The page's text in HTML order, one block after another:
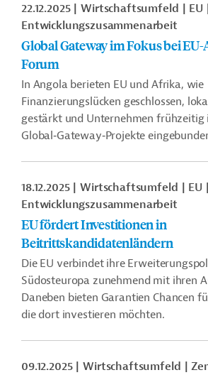
22.12.2025 Wirtschaftsumfeld
EU
Entwicklungszusammenarbeit
Global Gateway im Fokus bei
Forum
In Angola berieten EU und Afrika, wie
Finanzierungslücken geschlossen,
gestärkt und Unternehmen frühzeitig
Global‑Gateway‑Projekte
18.12.2025 Wirtschaftsumfeld
EU
Entwicklungszusammenarbeit
EU fördert Investitionen in
Beitrittskandidatenländern
Die EU verbindet ihre
Südosteuropa zunehmend mit ihren
Daneben bieten Garantien Chancen
die dort investieren möchten.
09.12.2025 Wirtschaftsumfeld